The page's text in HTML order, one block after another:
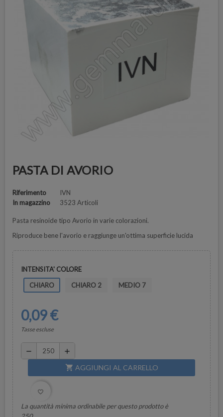
PASTA DI AVORIO
Riferimento
IVN
In magazzino
3523 Articoli
Pasta resinoide tipo Avorio in varie colorazioni.
Riproduce bene l'avorio e raggiunge un'ottima superficie lucida
INTENSITA' COLORE
CHIARO
CHIARO 2 MEDIO 7
0,09 €
Tasse escluse
remove add
shopping_cart AGGIUNGI AL CARRELLO
favorite_border
La quantità minima ordinabile per questo prodotto è